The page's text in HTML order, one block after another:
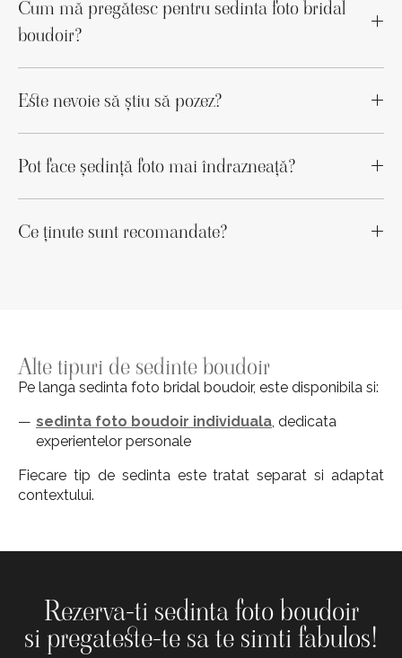
Cum mă pregătesc pentru sedinta foto bridal
boudoir?
Este nevoie să știu să pozez?
Pot face ședință foto mai îndrazneață?
Ce ținute sunt recomandate?
Alte tipuri de sedinte boudoir
Pe langa sedinta foto bridal boudoir, este disponibila si:
sedinta foto boudoir individuala, dedicata
experientelor personale
Fiecare tip de sedinta este tratat separat si adaptat
contextului.
Rezerva-ti sedinta foto boudoir
si pregateste-te sa te simti fabulos!